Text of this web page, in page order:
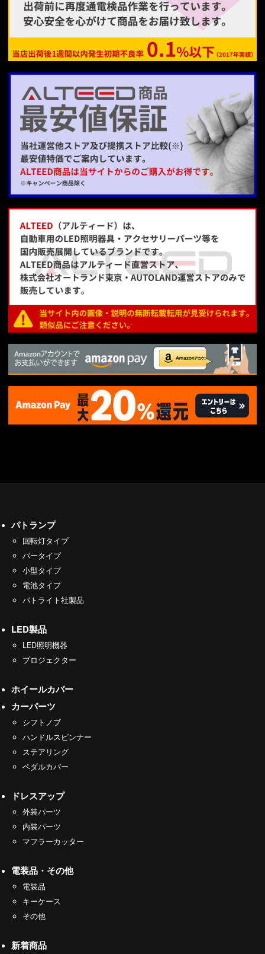
パトランプ
回転灯タイプ
バータイプ
小型タイプ
電池タイプ
パトライト社製品
LED製品
LED照明機器
プロジェクター
ホイールカバー
カーパーツ
シフトノブ
ハンドルスピンナー
ステアリング
ペダルカバー
ドレスアップ
外装パーツ
内装パーツ
マフラーカッター
電装品・その他
電装品
キーケース
その他
新着商品